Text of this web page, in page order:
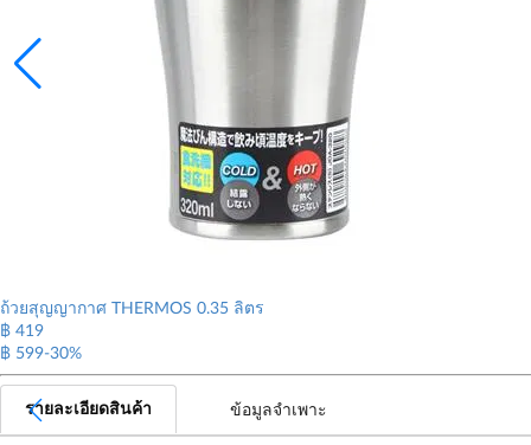
ถ้วยสุญญากาศ THERMOS 0.35 ลิตร
฿ 419
฿ 599-30%
รายละเอียดสินค้า ข้อมูลจำเพาะ